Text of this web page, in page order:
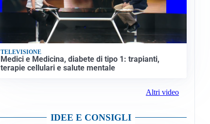
TELEVISIONE
Medici e Medicina, diabete di tipo 1: trapianti,
terapie cellulari e salute mentale
Altri video
IDEE E CONSIGLI